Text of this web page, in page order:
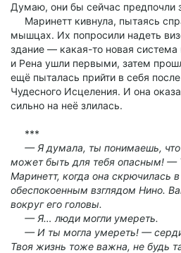
Думаю, они бы сейчас предпочли
Маринетт кивнула, пытаясь
мышцах. Их попросили надеть
здание — какая-то новая
и Рена ушли первыми, затем
ещё пыталась прийти в себя
Чудесного Исцеления. И она
сильно на неё злилась.
***
— Я думала, ты понимаешь,
может быть для тебя опасным! —
Маринетт, когда она скрючилась
обеспокоенным взглядом Нино.
вокруг его головы.
— Я… люди могли умереть.
— И ты могла умереть! —
Твоя жизнь тоже важна, не будь